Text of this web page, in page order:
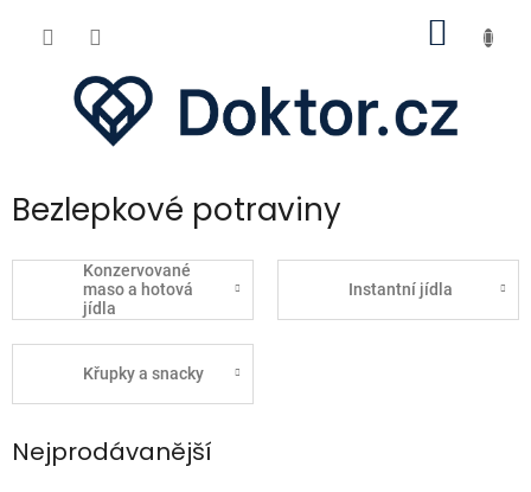
Bezlepkové potraviny
Konzervované
maso a hotová
jídla
Instantní jídla
Křupky a snacky
Nejprodávanější